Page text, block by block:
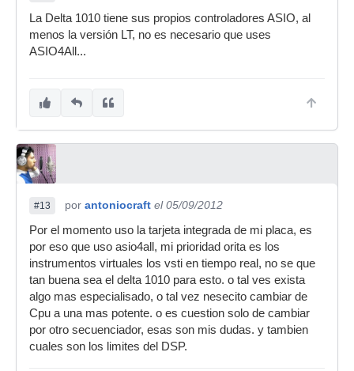
La Delta 1010 tiene sus propios controladores ASIO, al
menos la versión LT, no es necesario que uses
ASIO4All...
#13 por antoniocraft el 05/09/2012
Por el momento uso la tarjeta integrada de mi placa, es
por eso que uso asio4all, mi prioridad orita es los
instrumentos virtuales los vsti en tiempo real, no se que
tan buena sea el delta 1010 para esto. o tal ves exista
algo mas especialisado, o tal vez nesecito cambiar de
Cpu a una mas potente. o es cuestion solo de cambiar
por otro secuenciador, esas son mis dudas. y tambien
cuales son los limites del DSP.